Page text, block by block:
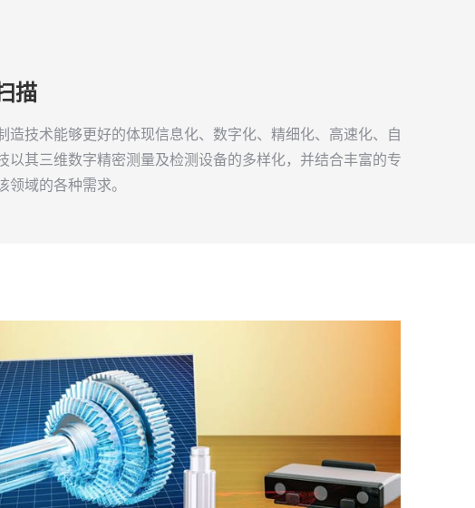
描
造技术能够更好的体现信息化、数字化、精细化、高速化、自
以其三维数字精密测量及检测设备的多样化，并结合丰富的专
领域的各种需求。